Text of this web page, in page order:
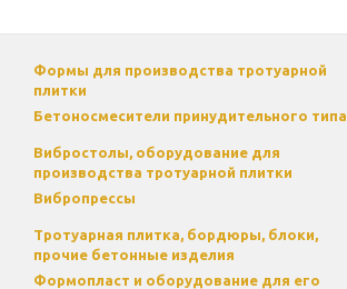
Формы для производства тротуарной
плитки
Бетоносмесители принудительного типа
Вибростолы, оборудование для
производства тротуарной плитки
Вибропрессы
Тротуарная плитка, бордюры, блоки,
прочие бетонные изделия
Формопласт и оборудование для его